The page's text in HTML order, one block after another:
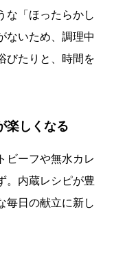
な「ほったらかし
ないため、調理中
びたりと、時間を
楽しくなる
ビーフや無水カレ
。内蔵レシピが豊
毎日の献立に新し